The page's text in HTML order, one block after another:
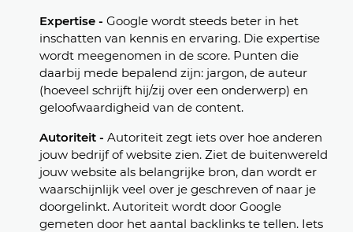
Expertise - Google wordt steeds beter in het
inschatten van kennis en ervaring. Die expertise
wordt meegenomen in de score. Punten die
daarbij mede bepalend zijn: jargon, de auteur
(hoeveel schrijft hij/zij over een onderwerp) en
geloofwaardigheid van de content.
Autoriteit - Autoriteit zegt iets over hoe anderen
jouw bedrijf of website zien. Ziet de buitenwereld
jouw website als belangrijke bron, dan wordt er
waarschijnlijk veel over je geschreven of naar je
doorgelinkt. Autoriteit wordt door Google
gemeten door het aantal backlinks te tellen. Iets